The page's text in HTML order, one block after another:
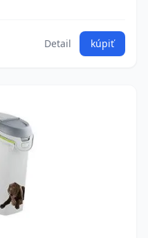
Detail kúpiť